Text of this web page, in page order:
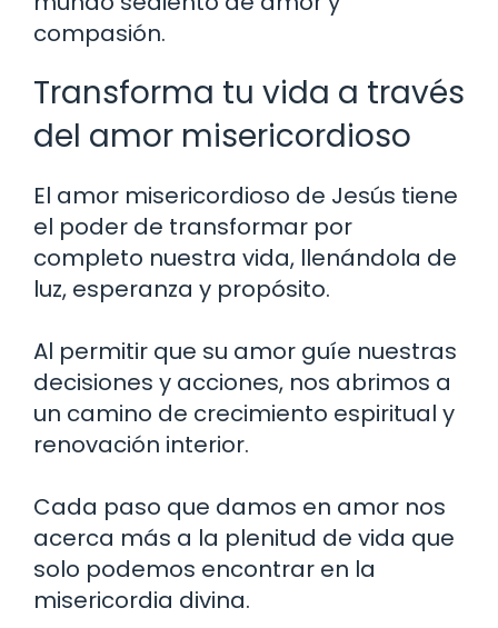
compasión.
Transforma tu vida a través
del amor misericordioso
El amor misericordioso de Jesús tiene
el poder de transformar por
completo nuestra vida, llenándola de
luz, esperanza y propósito.
Al permitir que su amor guíe nuestras
decisiones y acciones, nos abrimos a
un camino de crecimiento espiritual y
renovación interior.
Cada paso que damos en amor nos
acerca más a la plenitud de vida que
solo podemos encontrar en la
misericordia divina.